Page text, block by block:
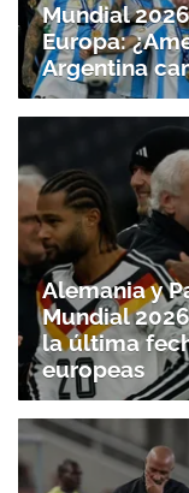
Mundial
Europa:
Argentina
Alemania y
Mundial
la última
europeas